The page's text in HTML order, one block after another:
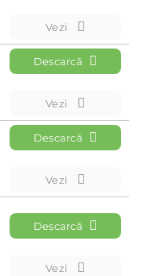
Vezi
Descarcă
Vezi
Descarcă
Vezi
Descarcă
Vezi